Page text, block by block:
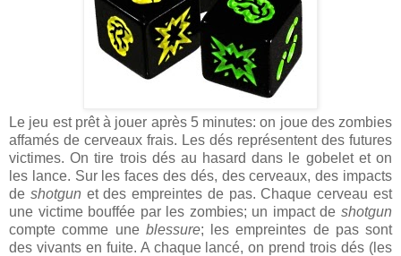
Le jeu est prêt à jouer après 5 minutes: on joue des zombies
affamés de cerveaux frais. Les dés représentent des futures
victimes. On tire trois dés au hasard dans le gobelet et on
les lance. Sur les faces des dés, des cerveaux, des impacts
de shotgun et des empreintes de pas. Chaque cerveau est
une victime bouffée par les zombies; un impact de shotgun
compte comme une blessure; les empreintes de pas sont
des vivants en fuite. A chaque lancé, on prend trois dés (les